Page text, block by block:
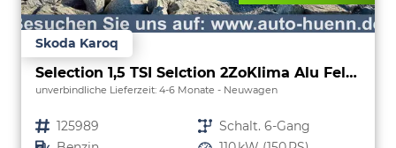
Skoda Karoq
Selection 1,5 TSI Selction 2ZoKlima Alu Felgen 5J Garantie Sitzheizung LED Scheinwerfer Tempomat
unverbindliche Lieferzeit: 4-6 Monate Neuwagen
Fahrzeugnr. 125989 Getriebe Schalt. 6-Gang